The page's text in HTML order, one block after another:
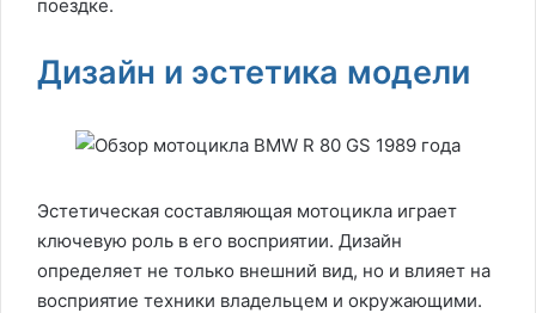
поездке.
Дизайн и эстетика модели
Эстетическая составляющая мотоцикла играет
ключевую роль в его восприятии. Дизайн
определяет не только внешний вид, но и влияет на
восприятие техники владельцем и окружающими.